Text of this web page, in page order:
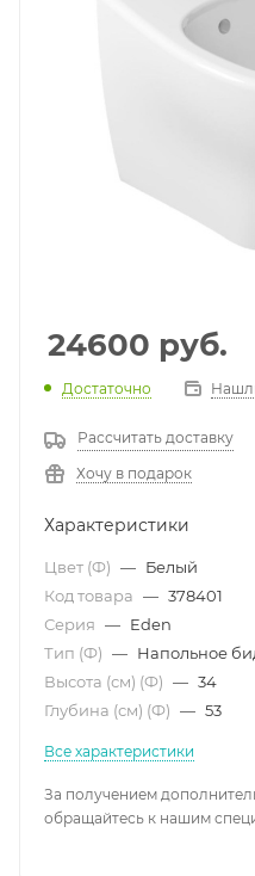
24600 руб.
Достаточно
Рассчитать доставку
Хочу в подарок
Характеристики
Цвет (Ф) — Белый
Код товара — 378401
Серия — Eden
Тип (Ф) — Напольное
Высота (см) (Ф) — 34
Глубина (см) (Ф) — 53
Все характеристики
За получением
обращайтесь к нашим